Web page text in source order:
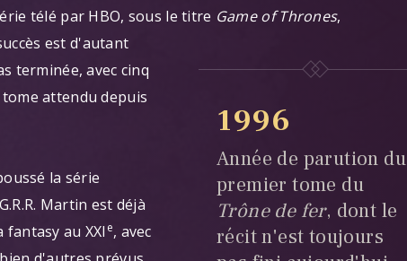
1996
Année de parution du
premier tome du
Trône de fer, dont le
récit n'est toujours
télé par HBO, sous le titre Game of Thrones,
est d'autant
terminée, avec cinq
attendu depuis
la série
Martin est déjà
au XXI e, avec